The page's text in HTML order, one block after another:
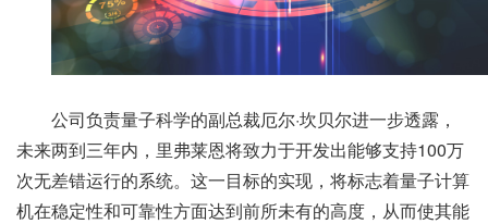
公司负责量子科学的副总裁厄尔·坎贝尔进一步透露，
未来两到三年内，里弗莱恩将致力于开发出能够支持100万
次无差错运行的系统。这一目标的实现，将标志着量子计算
机在稳定性和可靠性方面达到前所未有的高度，从而使其能